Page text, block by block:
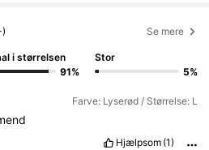
Følgere
1.3M Følgere
Se mere
i størrelsen
91%
Stor
5%
Farve: Lyserød / Størrelse: L
Hjælpsom (1)